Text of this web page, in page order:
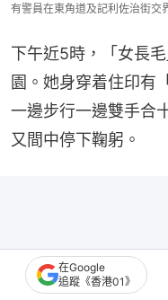
有警員在東角道及記利佐治街交
下午近5時，「女長
園。她身穿着住印有
一邊步行一邊雙手合
又間中停下鞠躬。
在Google
追蹤《香港01》